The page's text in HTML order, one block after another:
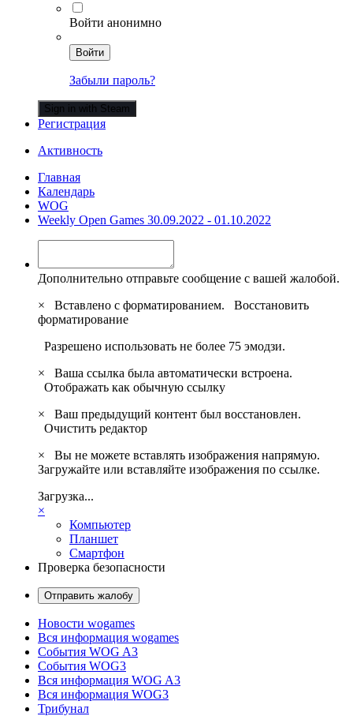
Войти анонимно
Войти
Забыли пароль?
Sign in with Steam
Регистрация
Активность
Главная
Календарь
WOG
Weekly Open Games 30.09.2022 - 01.10.2022
Дополнительно отправьте сообщение с вашей жалобой.
×
Вставлено с форматированием. Восстановить
форматирование
Разрешено использовать не более 75 эмодзи.
×
Ваша ссылка была автоматически встроена.
Отображать как обычную ссылку
×
Ваш предыдущий контент был восстановлен.
Очистить редактор
×
Вы не можете вставлять изображения напрямую.
Загружайте или вставляйте изображения по ссылке.
Загрузка...
×
Компьютер
Планшет
Смартфон
Проверка безопасности
Отправить жалобу
Новости wogames
Вся информация wogames
События WOG A3
События WOG3
Вся информация WOG A3
Вся информация WOG3
Трибунал